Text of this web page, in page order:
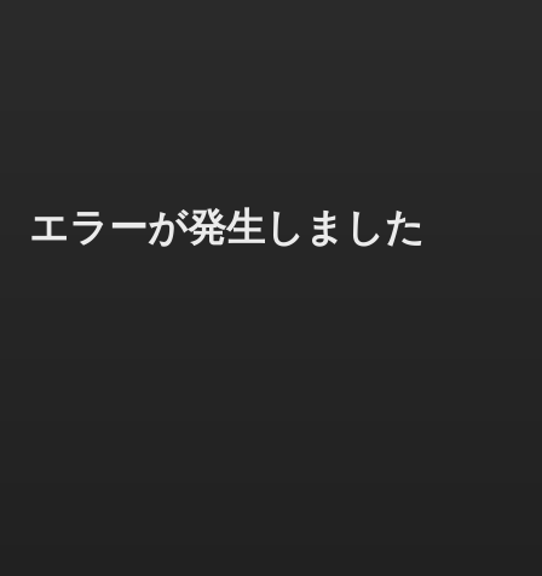
エラーが発生しました